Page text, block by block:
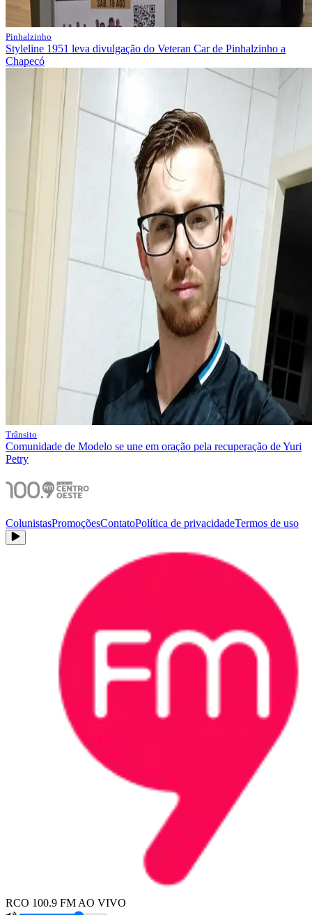
Pinhalzinho
Styleline 1951 leva divulgação do Veteran Car de Pinhalzinho a
Chapecó
Trânsito
Comunidade de Modelo se une em oração pela recuperação de Yuri
Petry
ColunistasPromoçõesContatoPolítica de privacidadeTermos de uso
RCO 100.9 FM AO VIVO